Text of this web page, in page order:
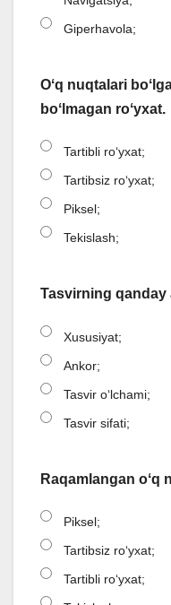
Giperhavola;
Oʻq nuqtalari
boʻlmagan roʻyxat.
Tartibli roʻyxat;
Tartibsiz roʻyxat;
Piksel;
Tekislash;
Tasvirning
Xususiyat;
Ankor;
Tasvir oʻlchami;
Tasvir sifati;
Raqamlangan oʻq
Piksel;
Tartibsiz roʻyxat;
Tartibli roʻyxat;